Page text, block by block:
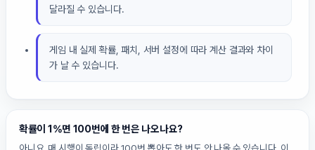
달라질 수 있습니다.
게임 내 실제 확률, 패치, 서버 설정에 따라 계산 결과와 차이
가 날 수 있습니다.
확률이 1%면 100번에 한 번은 나오나요?